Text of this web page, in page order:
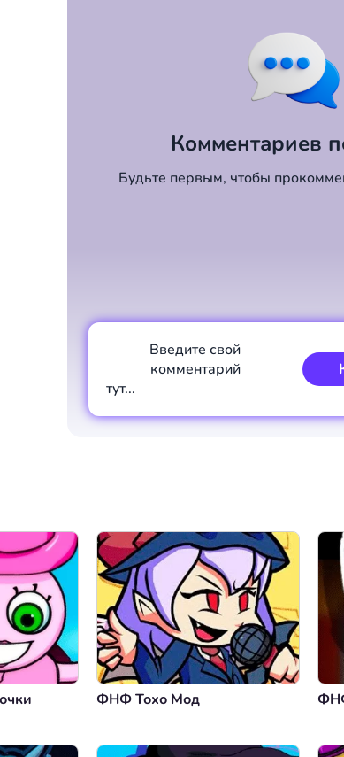
Комментариев
Будьте первым, чтобы
Введите свой
комментарий
тут...
Отмена
ФНФ Тохо Мод